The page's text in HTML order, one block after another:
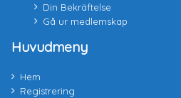
Din Bekräftelse
Gå ur medlemskap
Huvudmeny
Hem
Registrering